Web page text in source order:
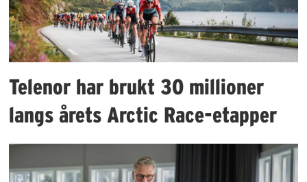
Telenor har brukt 30 millioner
langs årets Arctic Race-etapper